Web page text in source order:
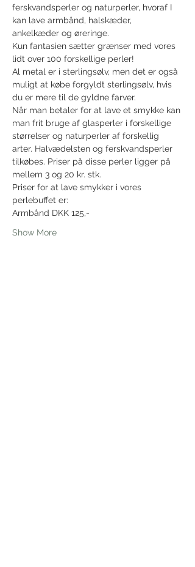
ferskvandsperler og naturperler, hvoraf I
kan lave armbånd, halskæder,
ankelkæder og øreringe.
Kun fantasien sætter grænser med vores
lidt over 100 forskellige perler!
Al metal er i sterlingsølv, men det er også
muligt at købe forgyldt sterlingsølv, hvis
du er mere til de gyldne farver.
Når man betaler for at lave et smykke kan
man frit bruge af glasperler i forskellige
størrelser og naturperler af forskellig
arter. Halvædelsten og ferskvandsperler
tilkøbes. Priser på disse perler ligger på
mellem 3 og 20 kr. stk.
Priser for at lave smykker i vores
perlebuffet er:
Armbånd DKK 125,-
Show More